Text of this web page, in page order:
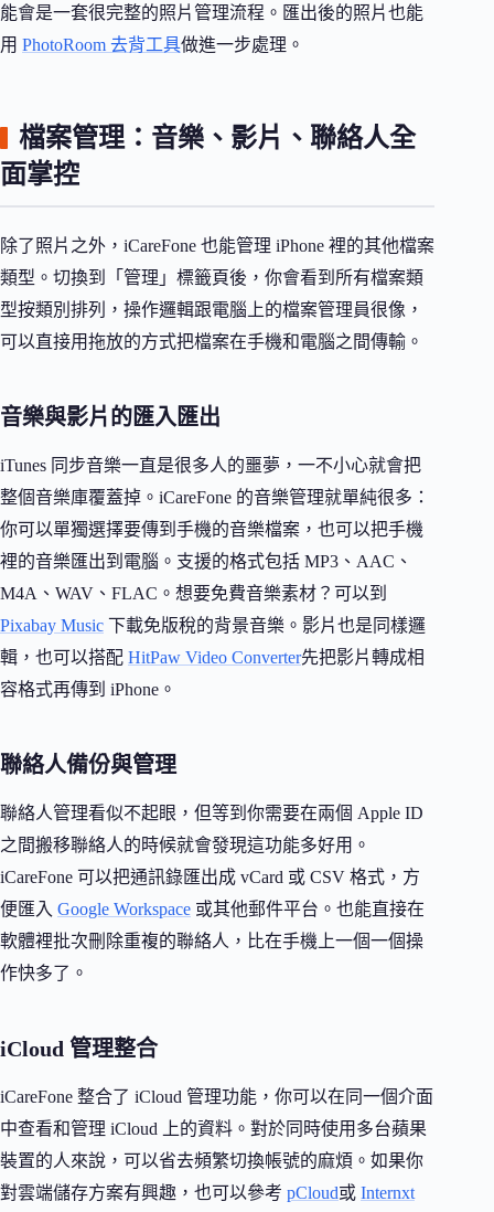
能會是一套很完整的照片管理流程。匯出後的照片也能
用 PhotoRoom 去背工具做進一步處理。
檔案管理：音樂、影片、聯絡人全
面掌控
除了照片之外，iCareFone 也能管理 iPhone 裡的其他檔案
類型。切換到「管理」標籤頁後，你會看到所有檔案類
型按類別排列，操作邏輯跟電腦上的檔案管理員很像，
可以直接用拖放的方式把檔案在手機和電腦之間傳輸。
音樂與影片的匯入匯出
iTunes 同步音樂一直是很多人的噩夢，一不小心就會把
整個音樂庫覆蓋掉。iCareFone 的音樂管理就單純很多：
你可以單獨選擇要傳到手機的音樂檔案，也可以把手機
裡的音樂匯出到電腦。支援的格式包括 MP3、AAC、
M4A、WAV、FLAC。想要免費音樂素材？可以到
Pixabay Music 下載免版稅的背景音樂。影片也是同樣邏
輯，也可以搭配 HitPaw Video Converter先把影片轉成相
容格式再傳到 iPhone。
聯絡人備份與管理
聯絡人管理看似不起眼，但等到你需要在兩個 Apple ID
之間搬移聯絡人的時候就會發現這功能多好用。
iCareFone 可以把通訊錄匯出成 vCard 或 CSV 格式，方
便匯入 Google Workspace 或其他郵件平台。也能直接在
軟體裡批次刪除重複的聯絡人，比在手機上一個一個操
作快多了。
iCloud 管理整合
iCareFone 整合了 iCloud 管理功能，你可以在同一個介面
中查看和管理 iCloud 上的資料。對於同時使用多台蘋果
裝置的人來說，可以省去頻繁切換帳號的麻煩。如果你
對雲端儲存方案有興趣，也可以參考 pCloud或 Internxt